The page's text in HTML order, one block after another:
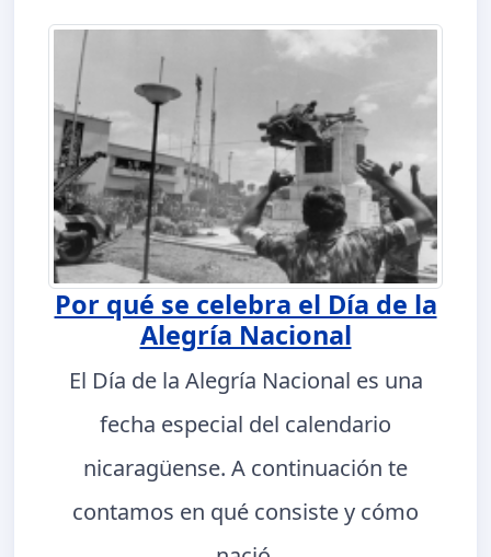
Por qué se celebra el Día de la
Alegría Nacional
El Día de la Alegría Nacional es una
fecha especial del calendario
nicaragüense. A continuación te
contamos en qué consiste y cómo